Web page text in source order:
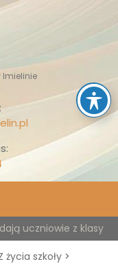
Imielinie
uczniowie z klasy
życia szkoły >